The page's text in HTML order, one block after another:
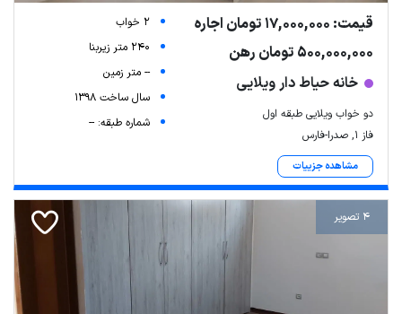
قیمت: 17,000,000 تومان اجاره
500,000,000 تومان رهن
خانه حیاط دار ویلایی
دو خواب ویلایی طبقه اول
فاز ۱, صدرا-فارس
مشاهده جزییات
2 خواب
240 متر زیربنا
-- متر زمین
سال ساخت 1398
شماره طبقه: --
4 تصویر